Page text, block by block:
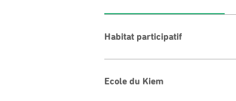
Habitat participatif
Ecole du Kiem